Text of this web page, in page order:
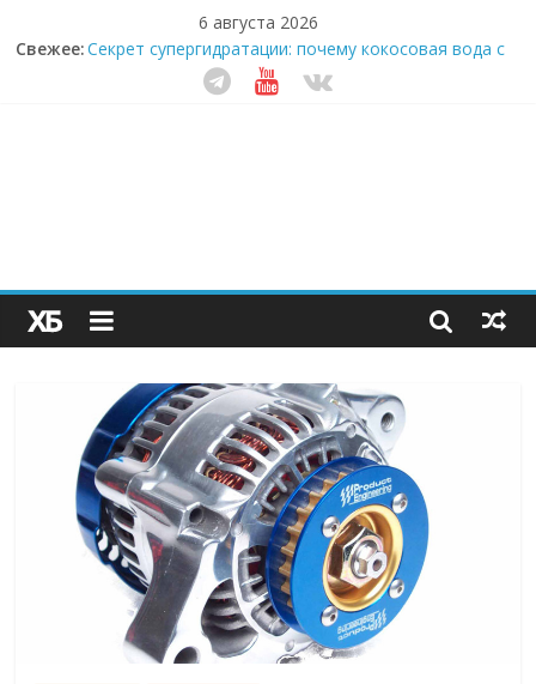
6 августа 2026
Свежее:Секрет супергидратации: почему кокосовая вода с
пребиотиками становится главным трендом
здорового питания
сливки меняют утренний ритуал
Как простая наклейка заставляет миллионы людей
не забывать о самом важном креме этим летом